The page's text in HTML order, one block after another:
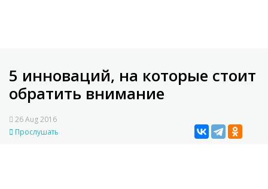
5 инноваций, на которые стоит
обратить внимание
26 Aug 2016
Прослушать